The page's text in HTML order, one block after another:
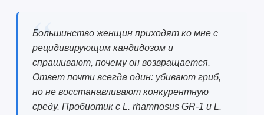
Большинство женщин приходят ко мне с
рецидивирующим кандидозом и
спрашивают, почему он возвращается.
Ответ почти всегда один: убивают гриб,
но не восстанавливают конкурентную
среду. Пробиотик с L. rhamnosus GR-1 и L.